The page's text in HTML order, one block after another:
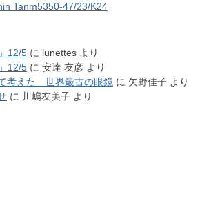
Tanm5350-47/23/K24
12/5 に lunettes より
12/5 に 安達 友彦 より
考えた 世界最古の眼鏡 に 矢野佳子 より
に 川嶋友美子 より